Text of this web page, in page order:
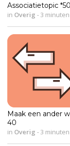
Associatietopic
in Overig - 3
Maak een ander
40
in Overig - 3